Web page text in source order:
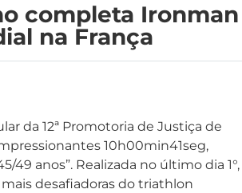
completa
na França
da 12ª Promotoria de Justiça de
10h00min41seg,
49 anos”. Realizada no último dia 1°,
desafiadoras do triathlon